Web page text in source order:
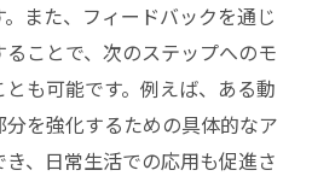
また、フィードバックを通じ
ことで、次のステップへのモ
も可能です。例えば、ある動
を強化するための具体的なア
、日常生活での応用も促進さ